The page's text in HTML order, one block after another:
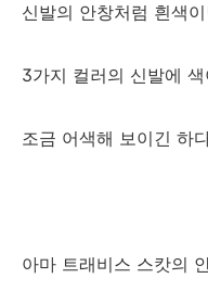
신발의 안창처럼 흰색
3가지 컬러의 신발에
조금 어색해 보이긴 하
아마 트래비스 스캇의